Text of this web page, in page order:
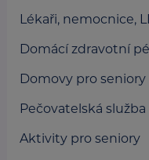
Lékaři, nemocnice,
Domácí zdravotní
Domovy pro seniory
Pečovatelská služba
Aktivity pro seniory